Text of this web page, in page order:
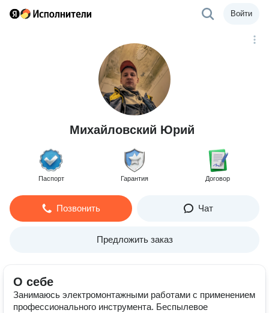
Войти
Михайловский Юрий
Паспорт Гарантия Договор
Позвонить Чат
Предложить заказ
О себе
Занимаюсь электромонтажными работами с применением
профессионального инструмента. Беспылевое